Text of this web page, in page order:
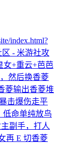
index.html?
区 - 米游社攻
女+重云+芭芭
然后换香菱
菱输出香菱堆
击爆伤走平
低命单纯放鸟
副手，打人
再 E 切香菱